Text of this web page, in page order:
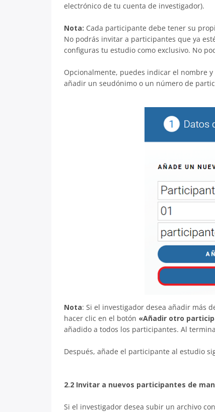
electrónico de tu cuenta de investigador).
Nota: Cada participante debe tener su
No podrás invitar a participantes que ya
configuras tu estudio como exclusivo. No
Opcionalmente, puedes indicar el nombre
añadir un seudónimo o un número de
Nota: Si el investigador desea añadir más
hacer clic en el botón «Añadir otro
añadido a todos los participantes. Al
Después, añade el participante al estudio
2.2 Invitar a nuevos participantes de
Si el investigador desea subir un archivo